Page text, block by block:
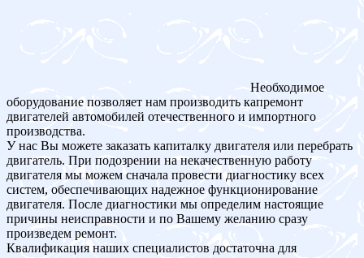
Необходимое
оборудование позволяет нам производить капремонт
двигателей автомобилей отечественного и импортного
производства.
У нас Вы можете заказать капиталку двигателя или перебрать
двигатель. При подозрении на некачественную работу
двигателя мы можем сначала провести диагностику всех
систем, обеспечивающих надежное функционирование
двигателя. После диагностики мы определим настоящие
причины неисправности и по Вашему желанию сразу
произведем ремонт.
Квалификация наших специалистов достаточна для